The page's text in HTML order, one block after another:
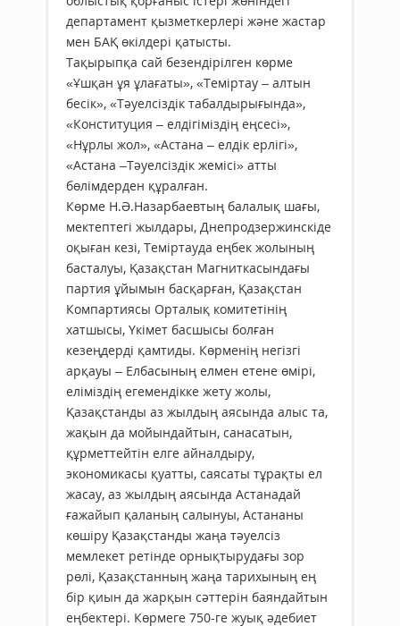
департамент қызметкерлері және жастар
мен БАҚ өкілдері қатысты.
Тақырыпқа сай безендірілген көрме
«Ұшқан ұя ұлағаты», «Теміртау – алтын
бесік», «Тәуелсіздік табалдырығында»,
«Конституция – елдігіміздің еңсесі»,
«Нұрлы жол», «Астана – елдік ерлігі»,
«Астана –Тәуелсіздік жемісі» атты
бөлімдерден құралған.
Көрме Н.Ә.Назарбаевтың балалық шағы,
мектептегі жылдары, Днепродзержинскіде
оқыған кезі, Теміртауда еңбек жолының
басталуы, Қазақстан Магниткасындағы
партия ұйымын басқарған, Қазақстан
Компартиясы Орталық комитетінің
хатшысы, Үкімет басшысы болған
кезеңдерді қамтиды. Көрменің негізгі
арқауы – Елбасының елмен етене өмірі,
еліміздің егемендікке жету жолы,
Қазақстанды аз жылдың аясында алыс та,
жақын да мойындайтын, санасатын,
құрметтейтін елге айналдыру,
экономикасы қуатты, саясаты тұрақты ел
жасау, аз жылдың аясында Астанадай
ғажайып қаланың салынуы, Астананы
көшіру Қазақстанды жаңа тәуелсіз
мемлекет ретінде орнықтырудағы зор
рөлі, Қазақстанның жаңа тарихының ең
бір қиын да жарқын сәттерін баяндайтын
еңбектері. Көрмеге 750-ге жуық әдебиет